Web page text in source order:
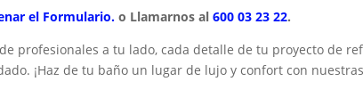
el Formulario. o Llamarnos al 600 03 23 22.
profesionales a tu lado, cada detalle de tu proyecto de
¡Haz de tu baño un lugar de lujo y confort con